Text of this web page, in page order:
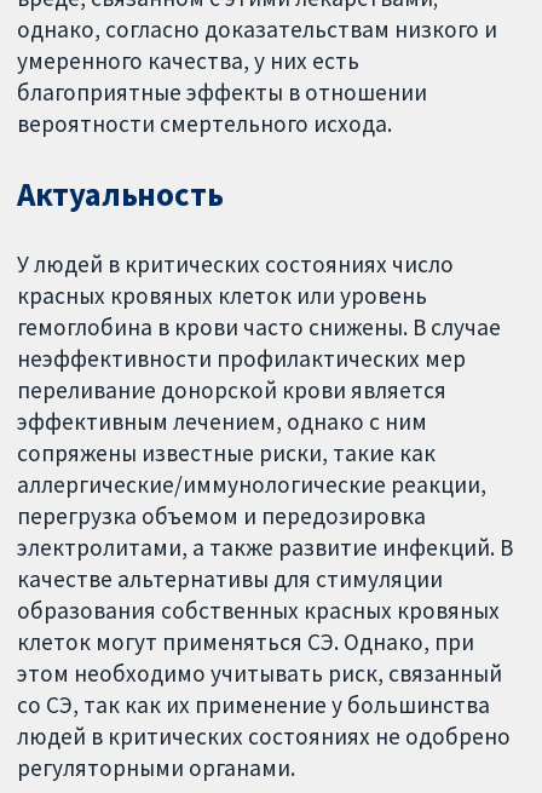
однако, согласно доказательствам низкого и
умеренного качества, у них есть
благоприятные эффекты в отношении
вероятности смертельного исхода.
Актуальность
У людей в критических состояниях число
красных кровяных клеток или уровень
гемоглобина в крови часто снижены. В случае
неэффективности профилактических мер
переливание донорской крови является
эффективным лечением, однако с ним
сопряжены известные риски, такие как
аллергические/иммунологические реакции,
перегрузка объемом и передозировка
электролитами, а также развитие инфекций. В
качестве альтернативы для стимуляции
образования собственных красных кровяных
клеток могут применяться СЭ. Однако, при
этом необходимо учитывать риск, связанный
со СЭ, так как их применение у большинства
людей в критических состояниях не одобрено
регуляторными органами.